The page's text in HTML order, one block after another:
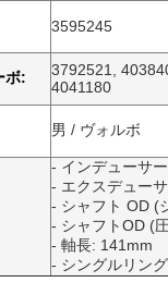
3595245
ボ:
3792521,
4041180
男 / ヴォルボ
- インデューサ
- エクスデュー
- シャフト OD (
- シャフトOD (
- 軸長: 141mm
- シングルリン